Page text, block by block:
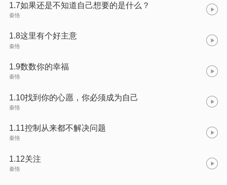
1.7如果还是不知道自己想要的是什么？
秦恪
1.8这里有个好主意
秦恪
1.9数数你的幸福
秦恪
1.10找到你的心愿，你必须成为自己
秦恪
1.11控制从来都不解决问题
秦恪
1.12关注
秦恪